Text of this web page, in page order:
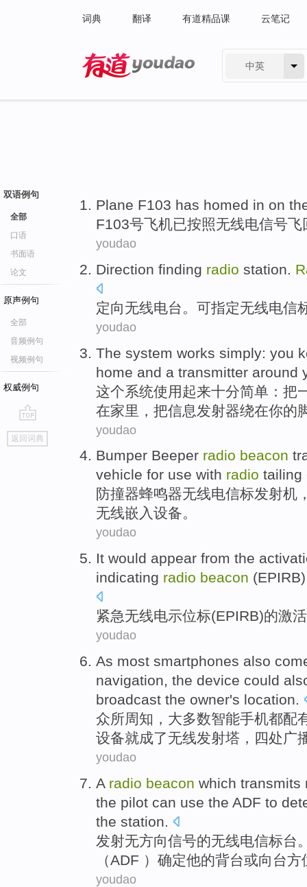
词典 翻译 有道精品课 云笔记
中英
双语例句
全部
口语
书面语
论文
原声例句
全部
音频例句
视频例句
权威例句
go
top
返回词典
Plane F103 has homed in on
F103号飞机已按照无线电信号飞
youdao
Direction finding radio station.
定向无线电台。 可指定无线电信
youdao
The system works simply: you
home and a transmitter around
这个系统使用起来十分简单 ： 把
在家里 ，把信息发射器绕在你的
youdao
Bumper Beeper radio beacon
vehicle for use with radio tailing
防撞器蜂鸣器无线电信标发射机
无线嵌入设备。
youdao
It would appear from the
indicating radio beacon (EPIRB
紧急无线电示位标(EPIRB)的激活
youdao
As most smartphones also
navigation, the device could
broadcast the owner's location.
众所周知， 大多数智能手机都配
设备就成了无线发射塔 ， 四处广
youdao
A radio beacon which transmits
the pilot can use the ADF to
the station.
发射无方向信号的无线电信标台
（ADF ） 确定他的背台或向 台方
youdao